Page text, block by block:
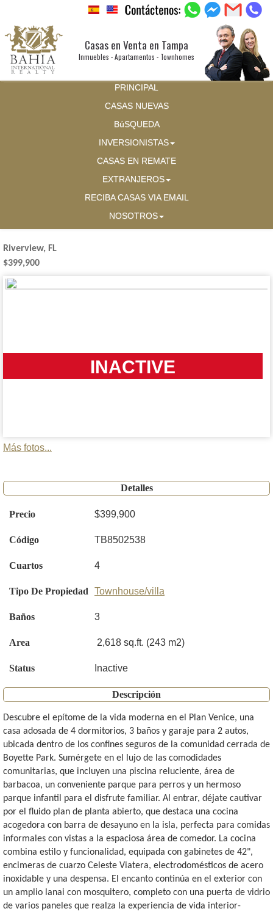
Casas en Venta en Tampa
Inmuebles - Apartamentos - Townhomes
PRINCIPAL
CASAS NUEVAS
BúSQUEDA
INVERSIONISTAS
CASAS EN REMATE
EXTRANJEROS
RECIBA CASAS VIA EMAIL
NOSOTROS
Riverview, FL
$399,900
INACTIVE
Más fotos...
Detalles
Precio $399,900
Código TB8502538
Cuartos 4
Tipo De Propiedad Townhouse/villa
Baños 3
Area 2,618 sq.ft. (243 m2)
Status Inactive
Descripción
Descubre el epítome de la vida moderna en el Plan Venice, una
casa adosada de 4 dormitorios, 3 baños y garaje para 2 autos,
ubicada dentro de los confines seguros de la comunidad cerrada de
Boyette Park. Sumérgete en el lujo de las comodidades
comunitarias, que incluyen una piscina reluciente, área de
barbacoa, un conveniente parque para perros y un hermoso
parque infantil para el disfrute familiar. Al entrar, déjate cautivar
por el fluido plan de planta abierto, que destaca una cocina
acogedora con barra de desayuno en la isla, perfecta para comidas
informales con vistas a la espaciosa área de comedor. La cocina
combina estilo y funcionalidad, equipada con gabinetes de 42",
encimeras de cuarzo Celeste Viatera, electrodomésticos de acero
inoxidable y una despensa. El encanto continúa en el exterior con
un amplio lanai con mosquitero, completo con una puerta de vidrio
de varios paneles que realza la experiencia de vida interior-